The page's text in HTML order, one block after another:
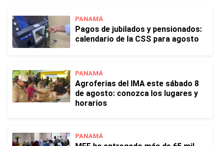
PANAMÁ
Pagos de jubilados y pensionados:
calendario de la CSS para agosto
PANAMÁ
Agroferias del IMA este sábado 8
de agosto: conozca los lugares y
horarios
PANAMÁ